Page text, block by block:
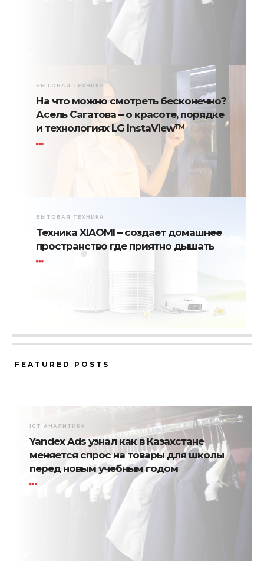
БЫТОВАЯ ТЕХНИКА
На что можно смотреть бесконечно?
Асель Сагатова – о красоте, порядке
и технологиях LG InstaView™
БЫТОВАЯ ТЕХНИКА
Техника XIAOMI – создает домашнее
пространство где приятно дышать
FEATURED POSTS
ICT АНАЛИТИКА
Yandex Ads узнал как в Казахстане
меняется спрос на товары для школы
перед новым учебным годом